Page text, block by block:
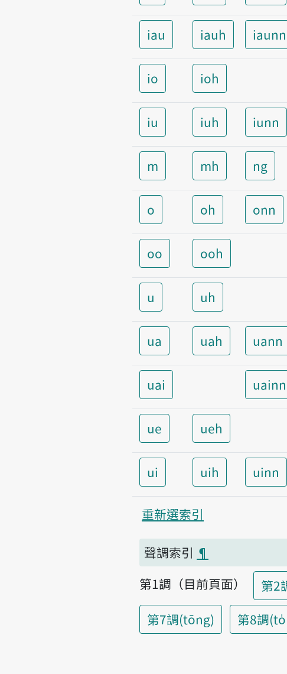
iau iauh iaunn
io ioh
iu iuh iunn
m mh ng
o oh onn
oo ooh
u uh
ua uah uann
uai uainn
ue ueh
ui uih uinn
重新選索引
聲調索引 ¶
第1調（目前頁面）
第2
第7調(tōng)
第8調